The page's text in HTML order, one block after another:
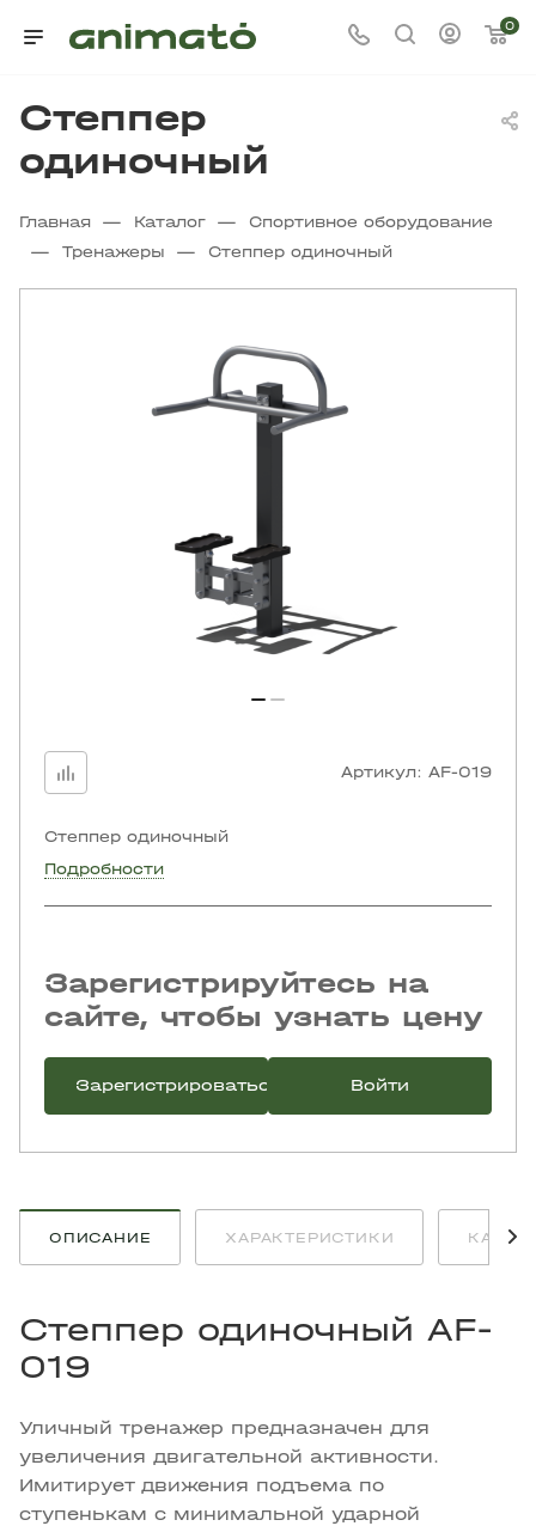
0
Степпер
одиночный
Главная — Каталог — Спортивное оборудование
— Тренажеры — Степпер одиночный
Артикул: AF-019
Степпер одиночный
Подробности
Зарегистрируйтесь на
сайте, чтобы узнать цену
Зарегистрироваться Войти
ОПИСАНИЕ ХАРАКТЕРИСТИКИ КАК
Степпер одиночный AF-
019
Уличный тренажер предназначен для
увеличения двигательной активности.
Имитирует движения подъема по
ступенькам с минимальной ударной